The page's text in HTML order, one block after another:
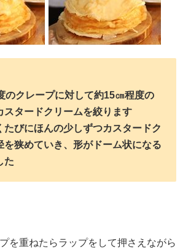
のクレープに対して約15㎝程度の
スタードクリームを絞ります
たびにほんの少しずつカスタードク
を狭めていき、形がドーム状になる
た
を重ねたらラップをして押さえながら